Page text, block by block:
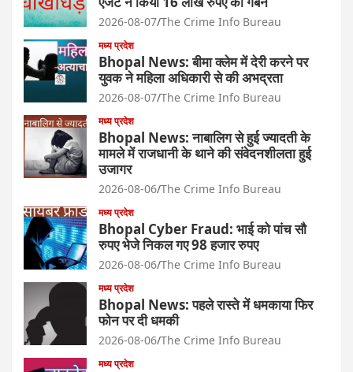
2026-08-07 The Crime Info Bureau
मध्य प्रदेश
Bhopal News: बीमा क्लेम में देरी करने पर
युवक ने महिला अधिकारी से की अभद्रता
2026-08-07 The Crime Info Bureau
मध्य प्रदेश
Bhopal News: नाबालिग से हुई ज्यादती के
मामले में राजधानी के थाने की संवेदनशीलता हुई
उजागर
2026-08-06 The Crime Info Bureau
मध्य प्रदेश
Bhopal Cyber Fraud: भाई को पांच सौ
रुपए भेजे निकल गए 98 हजार रुपए
2026-08-06 The Crime Info Bureau
मध्य प्रदेश
Bhopal News: पहले रास्ते में धमकाया फिर
फोन पर दी धमकी
2026-08-06 The Crime Info Bureau
मध्य प्रदेश